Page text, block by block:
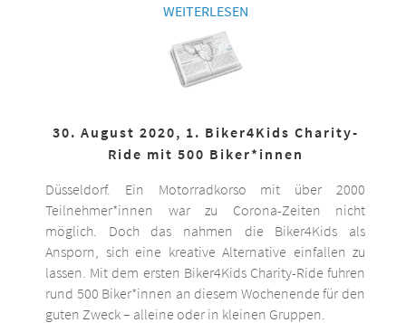
WEITERLESEN
30. August 2020, 1. Biker4Kids Charity-
Ride mit 500 Biker*innen
Düsseldorf. Ein Motorradkorso mit über 2000
Teilnehmer*innen war zu Corona-Zeiten nicht
möglich. Doch das nahmen die Biker4Kids als
Ansporn, sich eine kreative Alternative einfallen zu
lassen. Mit dem ersten Biker4Kids Charity-Ride fuhren
rund 500 Biker*innen an diesem Wochenende für den
guten Zweck – alleine oder in kleinen Gruppen.